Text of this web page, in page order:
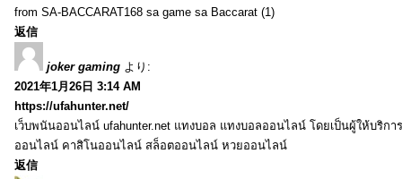
from SA-BACCARAT168 sa game sa Baccarat (1)
返信
joker gaming より:
2021年1月26日 3:14 AM
https://ufahunter.net/
เว็บพนันออนไลน์ ufahunter.net แทงบอล แทงบอลออนไลน์ โดยเป็นผู้ให้บริกา
ออนไลน์ คาสิโนออนไลน์ สล็อตออนไลน์ หวยออนไลน์
返信